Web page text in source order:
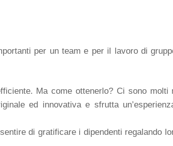
per un team e per il lavoro di
Ma come ottenerlo? Ci sono molti
ed innovativa e sfrutta
di gratificare i dipendenti regalando